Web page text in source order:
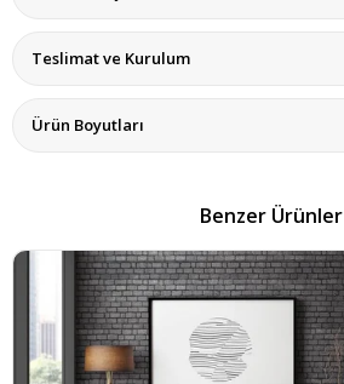
Teslimat ve Kurulum
Ürün Boyutları
Benzer Ürünler